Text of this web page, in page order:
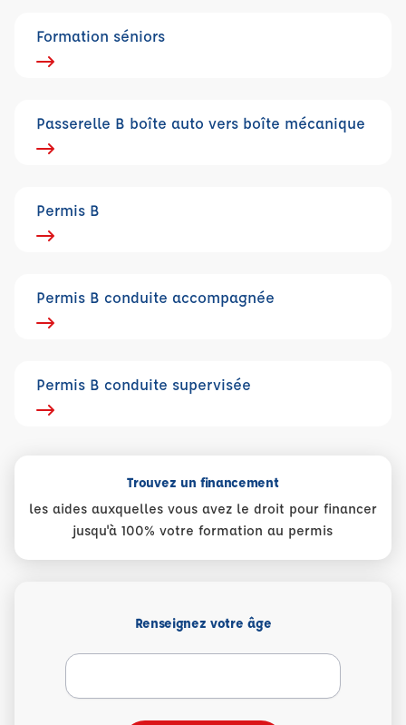
Formation séniors
Passerelle B boîte auto vers boîte mécanique
Permis B
Permis B conduite accompagnée
Permis B conduite supervisée
Trouvez un financement
les aides auxquelles vous avez le droit pour financer
jusqu'à 100% votre formation au permis
Renseignez votre âge